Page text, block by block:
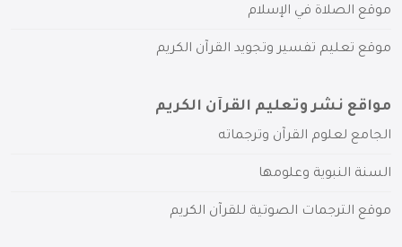
موقع الصلاة في الإسلام
موقع تعليم تفسير وتجويد القرآن الكريم
مواقع نشر وتعليم القرآن الكريم
الجامع لعلوم القرآن وترجماته
السنة النبوية وعلومها
موقع الترجمات الصوتية للقرآن الكريم